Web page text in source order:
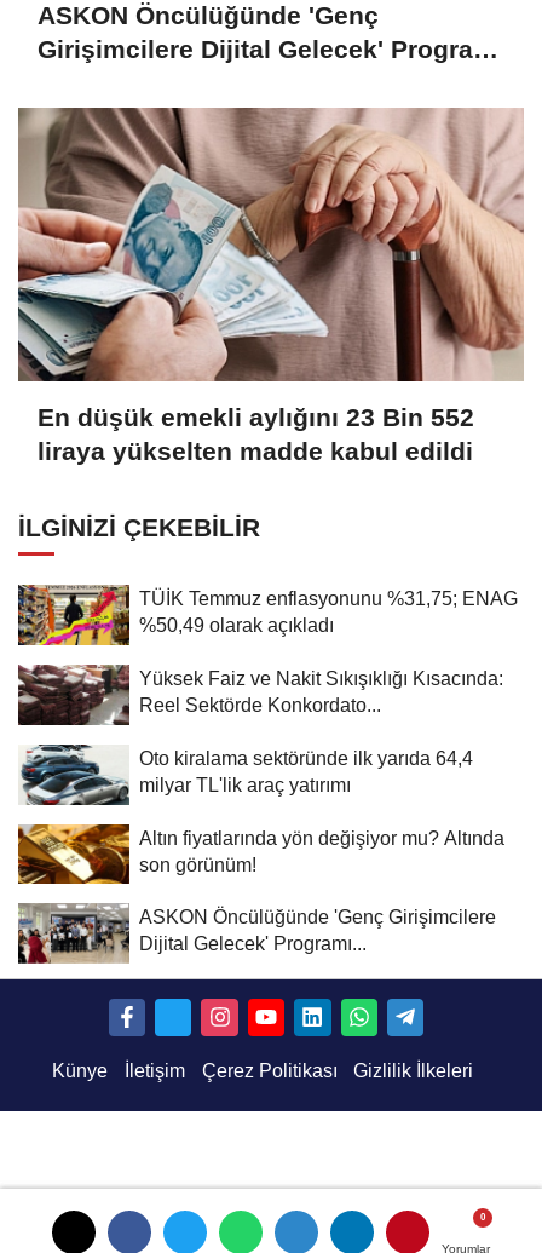
Yorumlar
Yorumlar
ASKON Öncülüğünde 'Genç
Girişimcilere Dijital Gelecek' Programı
En düşük emekli aylığını 23 Bin 552
liraya yükselten madde kabul edildi
İLGINIZI ÇEKEBILIR
TÜİK Temmuz enflasyonunu %31,75; ENAG
%50,49 olarak açıkladı
Yüksek Faiz ve Nakit Sıkışıklığı Kısacında:
Reel Sektörde Konkordato...
Oto kiralama sektöründe ilk yarıda 64,4
milyar TL'lik araç yatırımı
Altın fiyatlarında yön değişiyor mu? Altında
son görünüm!
ASKON Öncülüğünde 'Genç Girişimcilere
Dijital Gelecek' Programı...
Künye İletişim Çerez Politikası Gizlilik İlkeleri